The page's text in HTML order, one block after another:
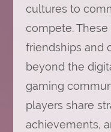
cultures to
compete.
friendships and
beyond the
gaming
players share
achievements,